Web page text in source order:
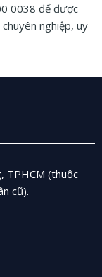
0038 để được
chuyên nghiệp, uy
TPHCM (thuộc
cũ).